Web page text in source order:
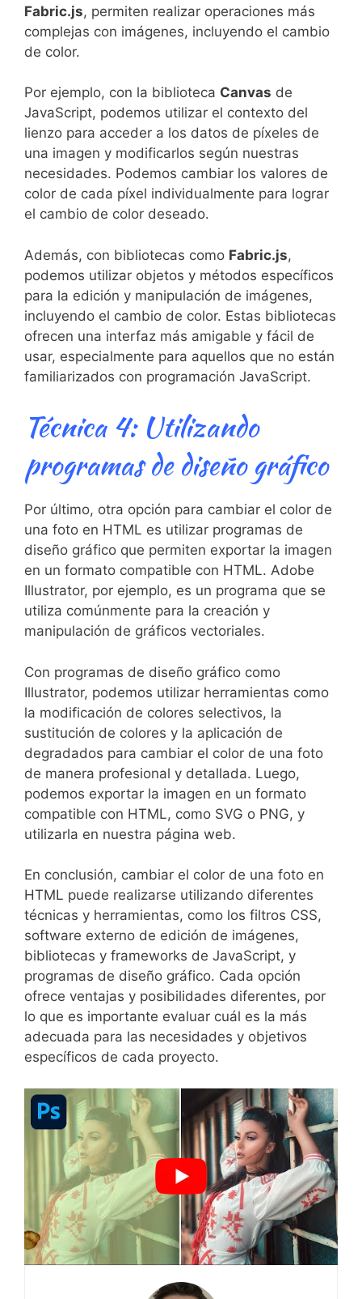
Fabric.js, permiten realizar operaciones más
complejas‌ con imágenes, incluyendo el cambio
de color.
Por ejemplo, con la biblioteca Canvas de​
JavaScript, podemos utilizar el contexto del
lienzo para acceder a los⁢ datos de píxeles de
una imagen y modificarlos según nuestras
⁢necesidades. Podemos ‍cambiar los‍ valores de
color de cada píxel⁣ individualmente para​ lograr
el cambio de color deseado.
Además,​ con⁢ bibliotecas como Fabric.js,
podemos utilizar objetos ​y métodos específicos‍
para la edición y‍ manipulación de imágenes,
incluyendo ⁢el cambio⁤ de color. Estas bibliotecas
ofrecen una interfaz más amigable y fácil de‌
usar, especialmente para aquellos que no ⁣están
familiarizados con programación JavaScript.
Técnica 4: Utilizando
programas ​de diseño gráfico
Por último, otra⁢ opción‍ para cambiar el ‍color de
una foto en ⁤HTML es utilizar programas de
diseño gráfico que permiten exportar ​la imagen
en un formato compatible con HTML. Adobe
Illustrator, por ejemplo, es un programa que se
utiliza comúnmente para⁣ la creación y
manipulación de gráficos vectoriales.
Con programas de diseño gráfico como
Illustrator, podemos utilizar herramientas⁢ como
⁣la modificación ⁣de colores selectivos,⁤ la
sustitución‍ de ⁣colores y ‍la aplicación de
degradados para cambiar el color ‍de una ‌foto
de manera profesional y⁣ detallada. Luego,
podemos ⁤exportar la⁣ imagen en​ un formato
compatible con HTML, como SVG o PNG, y
utilizarla en nuestra página web.
En conclusión, cambiar el color de una foto⁢ en‍
HTML puede realizarse utilizando diferentes
técnicas y herramientas, como los filtros‍ CSS,
software externo de edición de imágenes,
bibliotecas y ⁢frameworks de JavaScript,‍ y⁣
programas de diseño gráfico. Cada⁢ opción
ofrece ventajas‌ y posibilidades‌ diferentes, por
lo que es importante ⁢evaluar cuál es la ​más
adecuada para las ‍necesidades y objetivos
específicos de cada proyecto.